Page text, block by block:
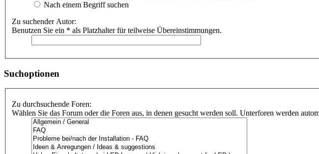
Nach einem Begriff suchen
Zu suchender Autor:
Benutzen Sie ein * als Platzhalter für teilweise Übereinstimmungen.
Suchoptionen
Zu durchsuchende Foren:
Wählen Sie das Forum oder die Foren aus, in denen gesucht werden soll. Unterforen werden